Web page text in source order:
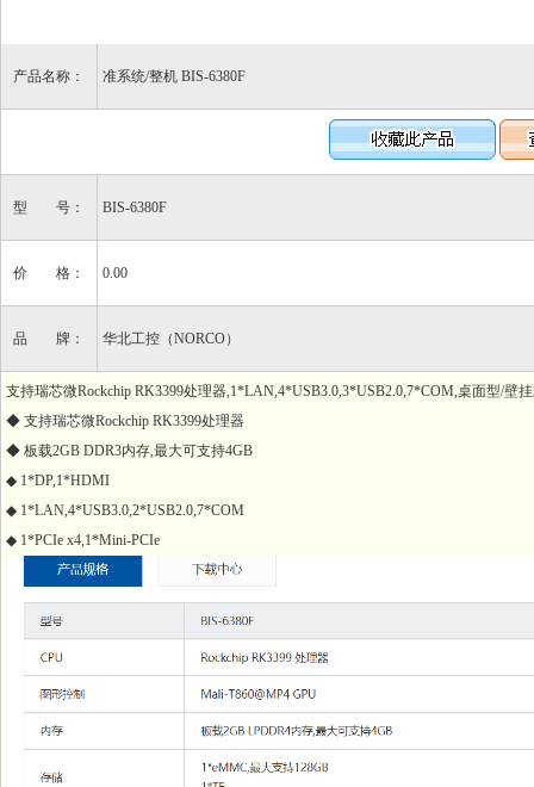
产品名称： 准系统/整机 BIS-6380F
型 号： BIS-6380F
价 格： 0.00
品 牌： 华北工控（NORCO）
支持瑞芯微Rockchip RK3399处理器,1*LAN,4*USB3.0,3*USB2.0,7*COM,桌面型/壁
◆ 支持瑞芯微Rockchip RK3399处理器
◆ 板载2GB DDR3内存,最大可支持4GB
◆ 1*DP,1*HDMI
◆ 1*LAN,4*USB3.0,2*USB2.0,7*COM
◆ 1*PCIe x4,1*Mini-PCIe